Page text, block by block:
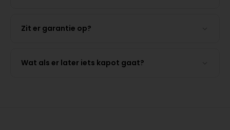
Zit er garantie op?
Wat als er later iets kapot gaat?